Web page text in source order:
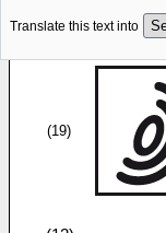
Translate this text into
(19)